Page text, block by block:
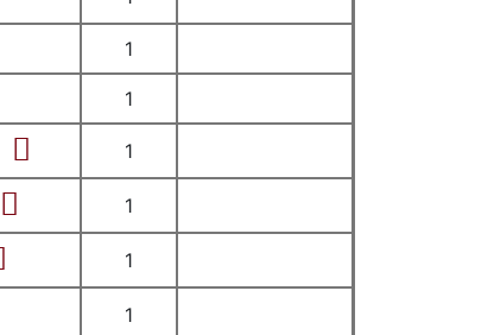
1
1
1
1
1
1